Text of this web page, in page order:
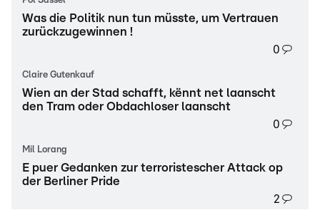
Was die Politik nun tun müsste, um Vertrauen
zurückzugewinnen !
0
Claire Gutenkauf
Wien an der Stad schafft, kënnt net laanscht
den Tram oder Obdachloser laanscht
0
Mil Lorang
E puer Gedanken zur terroristescher Attack op
der Berliner Pride
2